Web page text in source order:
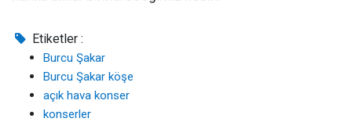
Etiketler :
Burcu Şakar
Burcu Şakar köşe
açık hava konser
konserler